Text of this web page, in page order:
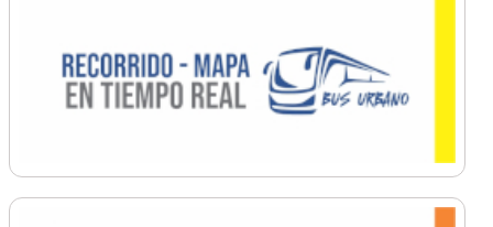
Ordenamiento
Promoción Social
Salud
Secretaría General